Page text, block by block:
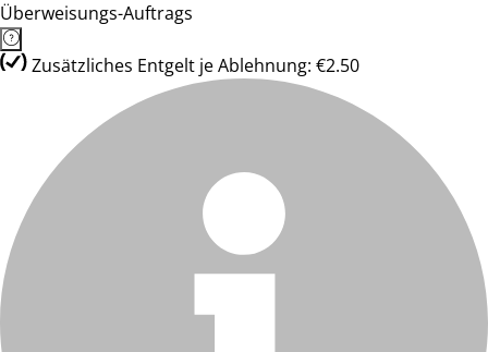
Überweisungs-Auftrags
Zusätzliches Entgelt je Ablehnung: €2.50